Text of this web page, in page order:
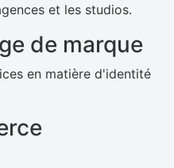
et les studios.
de marque
en matière d'identité